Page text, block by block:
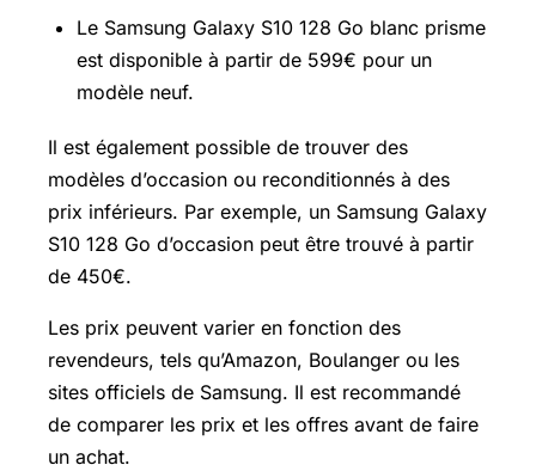
Le Samsung Galaxy S10 128 Go blanc prisme
est disponible à partir de 599€ pour un
modèle neuf.
Il est également possible de trouver des
modèles d’occasion ou reconditionnés à des
prix inférieurs. Par exemple, un Samsung Galaxy
S10 128 Go d’occasion peut être trouvé à partir
de 450€.
Les prix peuvent varier en fonction des
revendeurs, tels qu’Amazon, Boulanger ou les
sites officiels de Samsung. Il est recommandé
de comparer les prix et les offres avant de faire
un achat.